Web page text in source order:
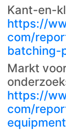
Kant-en-
https://
com/
batching-
Markt
https://
com/